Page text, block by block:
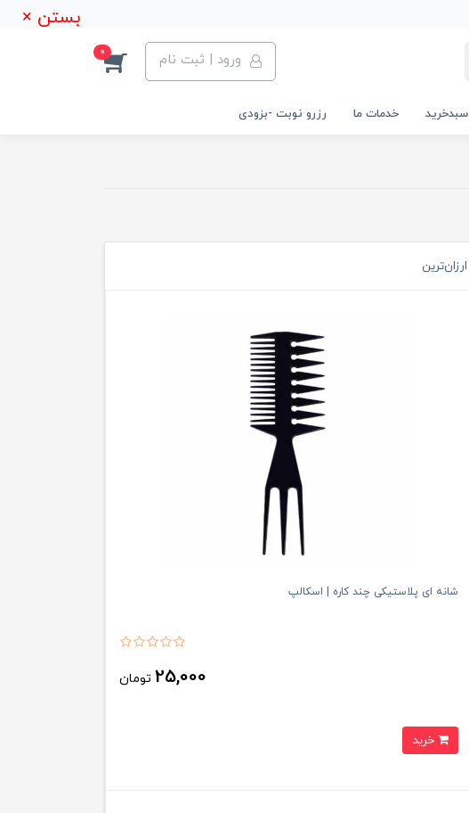
بستن ×
ورود | ثبت نام 0
سبدخرید خدمات ما رزرو نوبت -بزودی
ارزان‌ترین
شانه ای پلاستیکی چند کاره | اسکالپ
25,000 تومان
خرید